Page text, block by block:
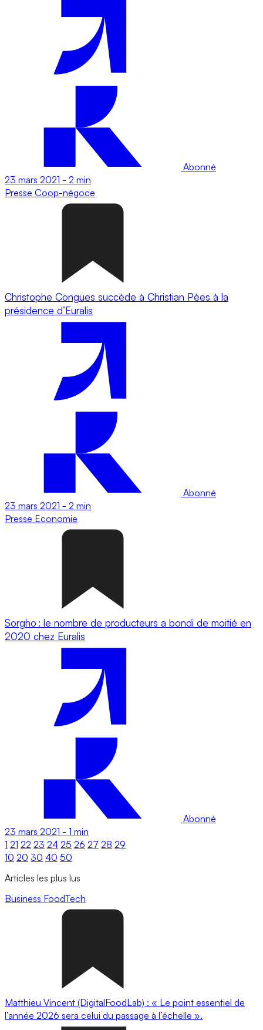
Abonné
23 mars 2021 - 2 min
Presse Coop-négoce
Christophe Congues succède à Christian Pèes à la
présidence d’Euralis
Abonné
23 mars 2021 - 2 min
Presse Economie
Sorgho : le nombre de producteurs a bondi de moitié en
2020 chez Euralis
Abonné
23 mars 2021 - 1 min
1 21 22 23 24 25 26 27 28 29
10 20 30 40 50
Articles les plus lus
Business FoodTech
Matthieu Vincent (DigitalFoodLab) : « Le point essentiel de
l’année 2026 sera celui du passage à l’échelle ».